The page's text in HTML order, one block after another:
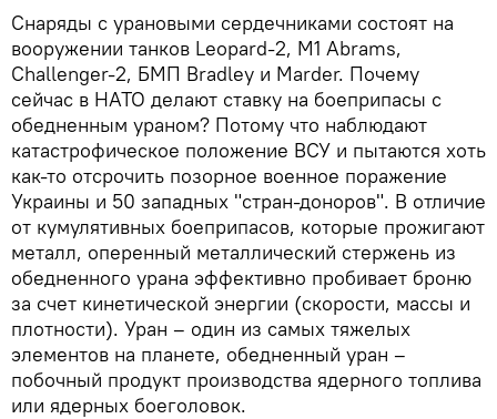
Снаряды с урановыми сердечниками состоят на
вооружении танков Leopard-2, M1 Abrams,
Challenger-2, БМП Bradley и Marder. Почему
сейчас в НАТО делают ставку на боеприпасы с
обедненным ураном? Потому что наблюдают
катастрофическое положение ВСУ и пытаются хоть
как-то отсрочить позорное военное поражение
Украины и 50 западных "стран-доноров". В отличие
от кумулятивных боеприпасов, которые прожигают
металл, оперенный металлический стержень из
обедненного урана эффективно пробивает броню
за счет кинетической энергии (скорости, массы и
плотности). Уран – один из самых тяжелых
элементов на планете, обедненный уран –
побочный продукт производства ядерного топлива
или ядерных боеголовок.